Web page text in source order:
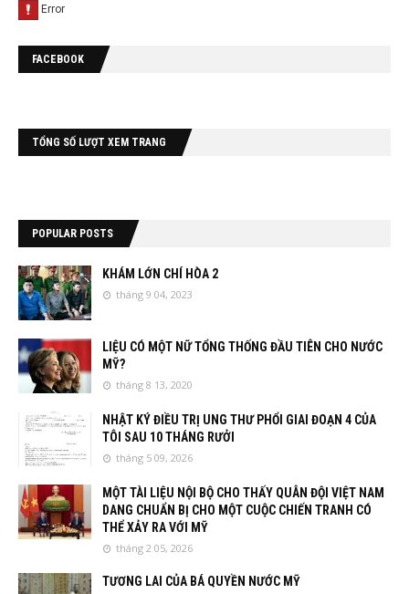
FACEBOOK
TỔNG SỐ LƯỢT XEM TRANG
POPULAR POSTS
KHÁM LỚN CHÍ HÒA 2
tháng 9 04, 2023
LIỆU CÓ MỘT NỮ TỔNG THỐNG ĐẦU TIÊN CHO NƯỚC
MỸ?
tháng 8 13, 2020
NHẬT KÝ ĐIỀU TRỊ UNG THƯ PHỔI GIAI ĐOẠN 4 CỦA
TÔI SAU 10 THÁNG RƯỞI
tháng 5 09, 2026
MỘT TÀI LIỆU NỘI BỘ CHO THẤY QUÂN ĐỘI VIỆT NAM
DANG CHUẨN BỊ CHO MỘT CUỘC CHIẾN TRANH CÓ
THỂ XẢY RA VỚI MỸ
tháng 2 05, 2026
TƯƠNG LAI CỦA BÁ QUYỀN NƯỚC MỸ